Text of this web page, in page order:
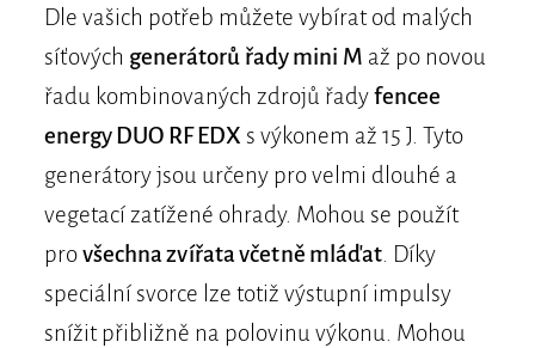
Dle vašich potřeb můžete vybírat od malých
síťových generátorů řady mini M až po novou
řadu kombinovaných zdrojů řadyfencee
energy DUO RF EDX s výkonem až 15 J. Tyto
generátory jsou určeny pro velmi dlouhé a
vegetací zatížené ohrady. Mohou se použít
provšechna zvířata včetně mláďat . Díky
speciální svorce lze totiž výstupní impulsy
snížit přibližně na polovinu výkonu. Mohou